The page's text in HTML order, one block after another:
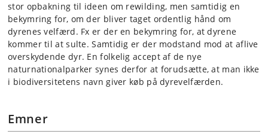
stor opbakning til ideen om rewilding, men samtidig en
bekymring for, om der bliver taget ordentlig hånd om
dyrenes velfærd. Fx er der en bekymring for, at dyrene
kommer til at sulte. Samtidig er der modstand mod at aflive
overskydende dyr. En folkelig accept af de nye
naturnationalparkersynes derfor at forudsætte, at man ikke
i biodiversitetens navn giver køb på dyrevelfærden.
Emner